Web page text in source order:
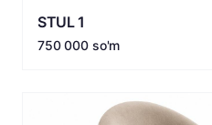
STUL 1
750 000 so'm